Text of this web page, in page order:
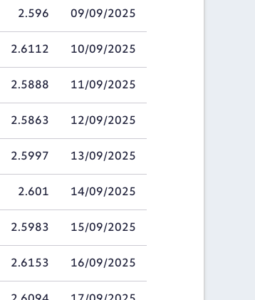
09/09/2025
2.596
10/09/2025
2.6112
11/09/2025
2.5888
12/09/2025
2.5863
13/09/2025
2.5997
14/09/2025
2.601
15/09/2025
2.5983
16/09/2025
2.6153